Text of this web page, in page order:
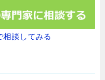
相談してみる